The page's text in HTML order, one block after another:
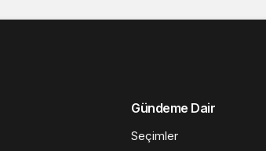
Gündeme Dair
Seçimler